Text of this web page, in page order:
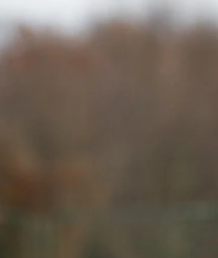
Svi žele dres Ivana